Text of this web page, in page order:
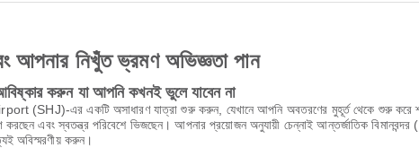
আপনার নিখুঁত ভ্রমণ অভিজ্ঞতা পান
করুন যা আপনি কখনই ভুলে যাবেন না
এর একটি অসাধারণ যাত্রা শুরু করুন, যেখানে আপনি অবতরণের মুহূর্ত থেকে শুরু করে
করছেন এবং স্বতন্ত্র পরিবেশে ভিজছেন। আপনার প্রয়োজন অনুযায়ী চেন্নাই আন্তর্জাতিক
অবিস্মরণীয় করুন।